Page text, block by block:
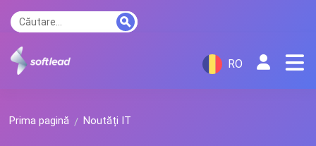
RO
Prima pagină Noutăți IT